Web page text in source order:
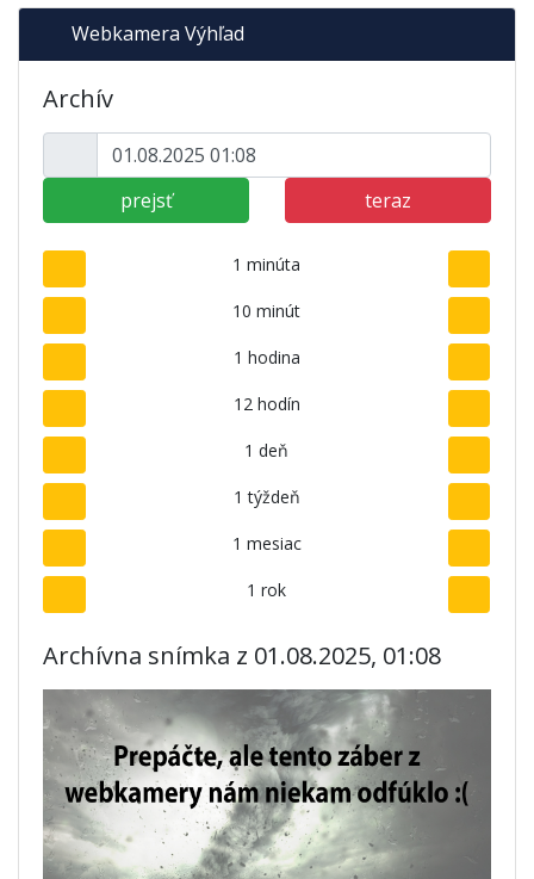
Webkamera Výhľad
Archív
prejsť teraz
1 minúta
10 minút
1 hodina
12 hodín
1 deň
1 týždeň
1 mesiac
1 rok
Archívna snímka z 01.08.2025, 01:08